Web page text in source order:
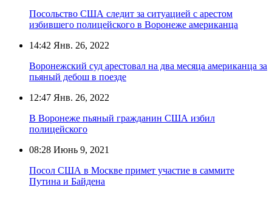
Посольство США следит за ситуацией с арестом
избившего полицейского в Воронеже американца
14:42 Янв. 26, 2022
Воронежский суд арестовал на два месяца американца за
пьяный дебош в поезде
12:47 Янв. 26, 2022
В Воронеже пьяный гражданин США избил
полицейского
08:28 Июнь 9, 2021
Посол США в Москве примет участие в саммите
Путина и Байдена